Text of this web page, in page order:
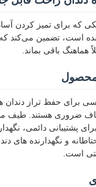
که برای تمیز کردن
است، تضمین می‌کند که
هماهنگ باقی بماند.
محصول
برای حفظ تراز
ضروری هستند. طیف
پشتیبانی دائمی،
و نگهدارنده های
است.